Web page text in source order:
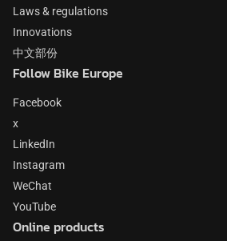
Laws & regulations
Innovations
中文部份
Follow Bike Europe
Facebook
x
LinkedIn
Instagram
WeChat
YouTube
Online products